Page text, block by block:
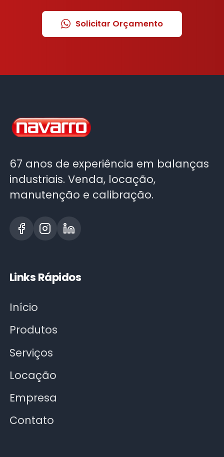
Solicitar Orçamento
67 anos de experiência em balanças
industriais. Venda, locação,
manutenção e calibração.
Links Rápidos
Início
Produtos
Serviços
Locação
Empresa
Contato